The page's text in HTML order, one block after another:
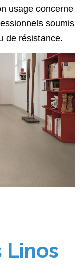
usage concerne
soumis
de résistance.